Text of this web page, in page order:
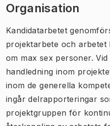
Organisation
Kandidatarbetet
projektarbete och
om max sex personer.
handledning inom
inom de generella
ingår delrapporteringar
projektgruppen för